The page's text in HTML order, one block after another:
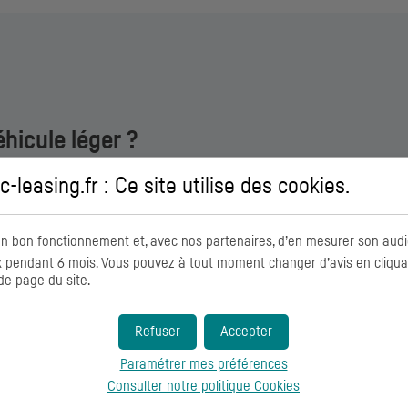
léger ?
vous permet selon la formule choisie de commander, de
le véhicule
Vous
en fin de contrat
CRÉDIT-BAIL
leasing.fr : Ce site utilise des cookies.
bon fonctionnement et, avec nos partenaires, d’en mesurer son
pendant 6 mois. Vous pouvez à tout moment changer d’avis en
page du site.
Accepter
Refuser
Paramétrer mes préférences
Consulter notre politique Cookies